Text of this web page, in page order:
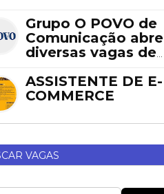
Grupo O POVO de
Comunicação abre
diversas vagas de
Fortaleza
ASSISTENTE DE E-
COMMERCE
VAGAS